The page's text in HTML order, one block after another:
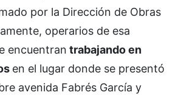
por la Dirección de Obras
operarios de esa
encuentran trabajando en
en el lugar donde se presentó
avenida Fabrés García y